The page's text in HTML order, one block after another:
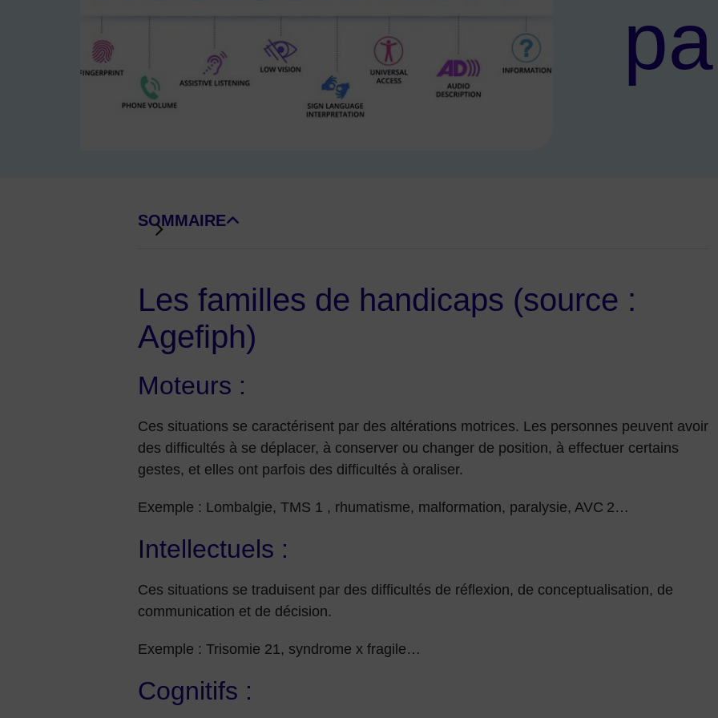
SOMMAIRE
DE BLOCS DE PAGE
Les familles de handicaps (source :
Agefiph)
Moteurs :
Ces situations se caractérisent par des altérations motrices. Les personnes peuvent avoir
des difficultés à se déplacer, à conserver ou changer de position, à effectuer certains
gestes, et elles ont parfois des difficultés à oraliser.
Exemple : Lombalgie, TMS 1 , rhumatisme, malformation, paralysie, AVC 2…
Intellectuels :
Ces situations se traduisent par des difficultés de réflexion, de conceptualisation, de
communication et de décision.
Exemple : Trisomie 21, syndrome x fragile…
Cognitifs :